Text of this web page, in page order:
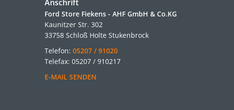
Anschrift
Ford Store Fiekens - AHF GmbH & Co.KG
Kaunitzer Str. 302
33758 Schloß Holte Stukenbrock
Telefon: 05207 / 91020
Telefax: 05207 / 910217
E-MAIL SENDEN